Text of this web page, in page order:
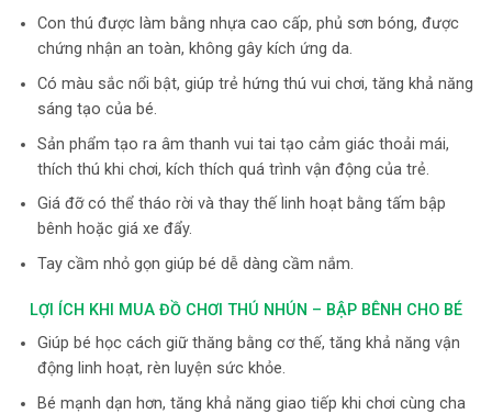
Con thú được làm bằng nhựa cao cấp, phủ sơn bóng, được
chứng nhận an toàn, không gây kích ứng da.
Có màu sắc nổi bật, giúp trẻ hứng thú vui chơi, tăng khả năng
sáng tạo của bé.
Sản phẩm tạo ra âm thanh vui tai tạo cảm giác thoải mái,
thích thú khi chơi, kích thích quá trình vận động của trẻ.
Giá đỡ có thể tháo rời và thay thế linh hoạt bằng tấm bập
bênh hoặc giá xe đẩy.
Tay cầm nhỏ gọn giúp bé dễ dàng cầm nắm.
LỢI ÍCH KHI MUA ĐỒ CHƠI THÚ NHÚN – BẬP BÊNH CHO BÉ
Giúp bé học cách giữ thăng bằng cơ thế, tăng khả năng vận
động linh hoạt, rèn luyện sức khỏe.
Bé mạnh dạn hơn, tăng khả năng giao tiếp khi chơi cùng cha